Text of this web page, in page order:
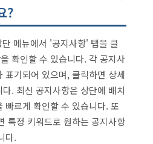
?
메뉴에서 '공지사항' 탭을 클
확인할 수 있습니다. 각 공지사
표기되어 있으며, 클릭하면 상세
. 최신 공지사항은 상단에 배치
빠르게 확인할 수 있습니다. 또
특정 키워드로 원하는 공지사항
다.